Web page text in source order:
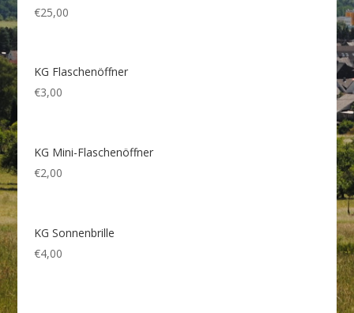
€25,00
KG Flaschenöffner
€3,00
KG Mini-Flaschenöffner
€2,00
KG Sonnenbrille
€4,00